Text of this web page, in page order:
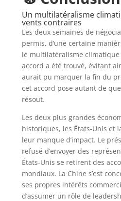
Un multilatéralisme
vents contraires
Les deux semaines de
permis, d’une certaine
le multilatéralisme climatique
accord a été trouvé, évitant
aurait pu marquer la fin du
cet accord pose autant de
résout.
Les deux plus grandes
historiques, les États-Unis et
leur manque d’impact. Le
refusé d’envoyer des
États-Unis se retirent des
mondiaux. La Chine s’est
ses propres intérêts
d’assumer un rôle de